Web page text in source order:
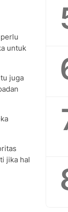
untuk
juga
jika hal